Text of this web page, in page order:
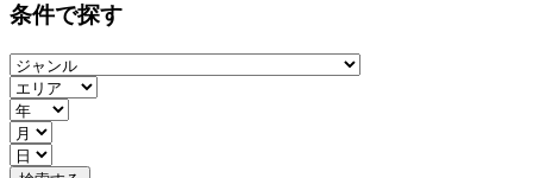
条件で探す